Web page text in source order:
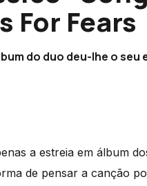
For Fears
do duo deu-lhe o
a estreia em álbum
de pensar a canção